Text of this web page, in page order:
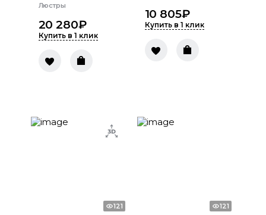
Люстры
20 280₽
Купить в 1 клик
10 805₽
Купить в 1 клик
121 121